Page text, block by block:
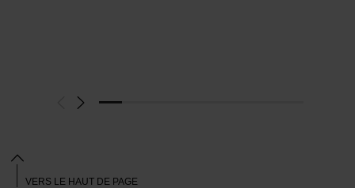
VERS LE HAUT DE PAGE